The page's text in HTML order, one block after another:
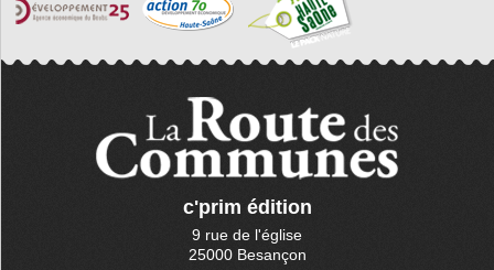
c'prim édition
9 rue de l'église
25000 Besançon